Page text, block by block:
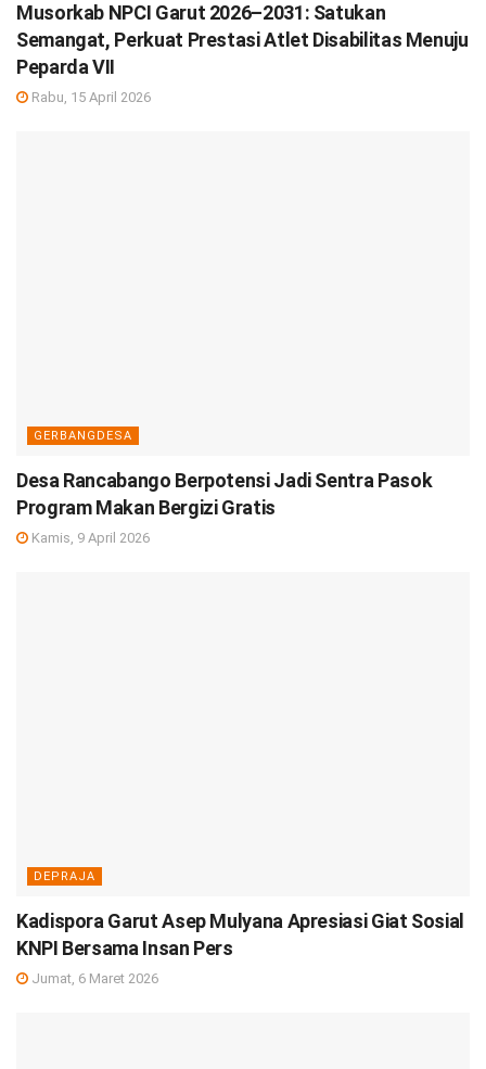
Musorkab NPCI Garut 2026–2031: Satukan
Semangat, Perkuat Prestasi Atlet Disabilitas Menuju
Peparda VII
Rabu, 15 April 2026
GERBANGDESA
Desa Rancabango Berpotensi Jadi Sentra Pasok
Program Makan Bergizi Gratis
Kamis, 9 April 2026
DEPRAJA
Kadispora Garut Asep Mulyana Apresiasi Giat Sosial
KNPI Bersama Insan Pers
Jumat, 6 Maret 2026